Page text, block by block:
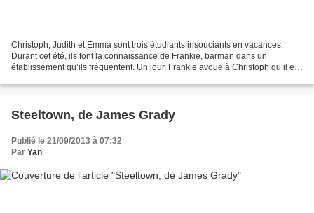
Christoph, Judith et Emma sont trois étudiants insouciants en vacances.
Durant cet été, ils font la connaissance de Frankie, barman dans un
établissement qu’ils fréquentent. Un jour, Frankie avoue à Christoph qu’il est
Steeltown, de James Grady
Publié le 21/09/2013 à 07:32
Par Yan